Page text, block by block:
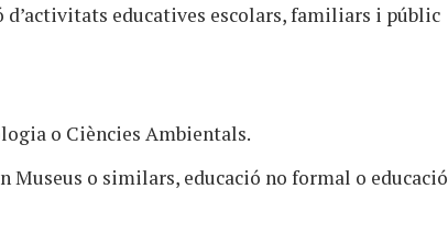
d’activitats educatives escolars, familiars i públic
o Ciències Ambientals.
Museus o similars, educació no formal o educació